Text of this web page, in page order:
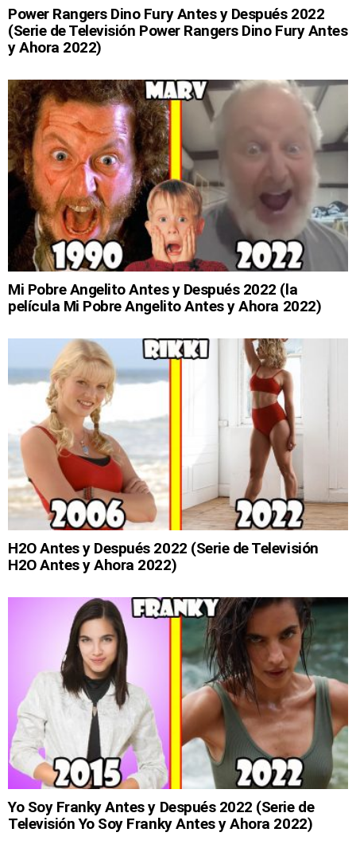
Power Rangers Dino Fury Antes y Después 2022
(Serie de Televisión Power Rangers Dino Fury Antes
y Ahora 2022)
Mi Pobre Angelito Antes y Después 2022 (la
película Mi Pobre Angelito Antes y Ahora 2022)
H2O Antes y Después 2022 (Serie de Televisión
H2O Antes y Ahora 2022)
Yo Soy Franky Antes y Después 2022 (Serie de
Televisión Yo Soy Franky Antes y Ahora 2022)